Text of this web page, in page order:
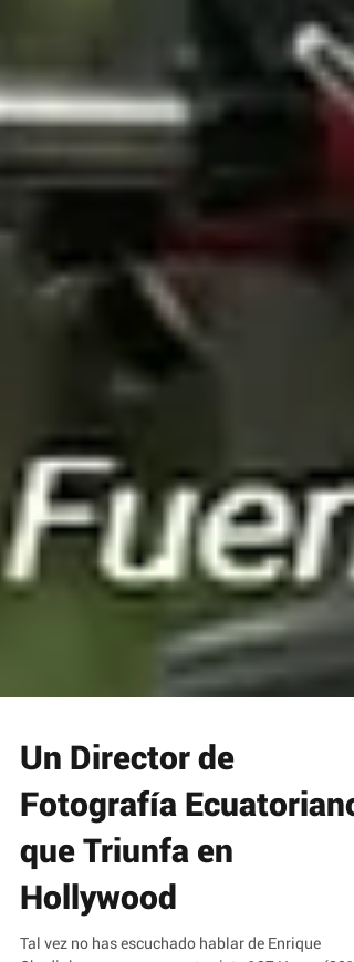
Un Director de
Fotografía Ecuatoriano
que Triunfa en